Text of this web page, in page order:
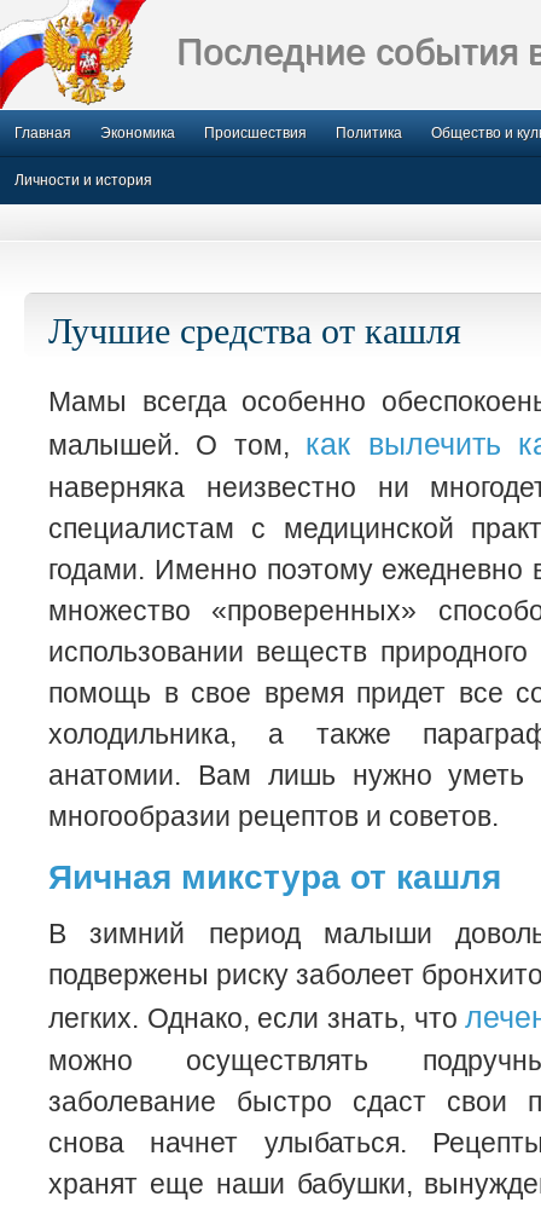
Последние события
Главная Экономика Происшествия Политика Общество и
Личности и история
Лучшие средства от кашля
Мамы всегда особенно
малышей. О том, как вылечить
наверняка неизвестно ни
специалистам с медицинской
годами. Именно поэтому ежедневно
множество «проверенных»
использовании веществ
помощь в свое время придет все
холодильника, а также
анатомии. Вам лишь нужно уметь
многообразии рецептов и советов.
Яичная микстура от кашля
В зимний период малыши
подвержены риску заболеет
легких. Однако, если знать, что
можно осуществлять
заболевание быстро сдаст свои
снова начнет улыбаться.
хранят еще наши бабушки,